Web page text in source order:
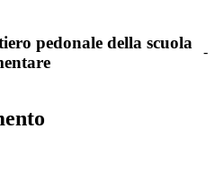
pedonale della scuola
-